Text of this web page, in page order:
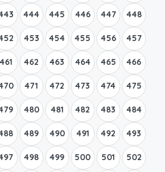
444 445 446 447 448
453 454 455 456 457
461 462 463 464 465 466
471 472 473 474 475
480 481 482 483 484
489 490 491 492 493
498 499 500 501 502